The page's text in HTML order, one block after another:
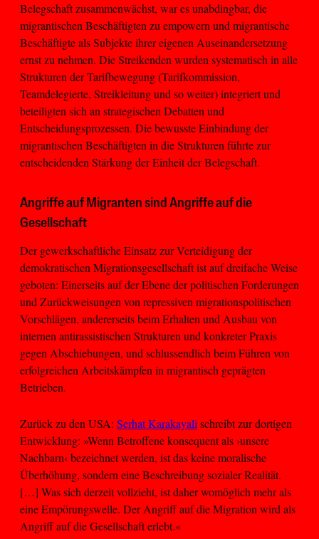
Belegschaft zusammenwächst, war es unabdingbar, die
migrantischen Beschäftigten zu empowern und migrantische
Beschäftigte als Subjekte ihrer eigenen Auseinandersetzung
ernst zu nehmen. Die Streikenden wurden systematisch in alle
Strukturen der Tarifbewegung (Tarifkommission,
Teamdelegierte, Streikleitung und so weiter) integriert und
beteiligten sich an strategischen Debatten und
Entscheidungsprozessen. Die bewusste Einbindung der
migrantischen Beschäftigten in die Strukturen führte zur
entscheidenden Stärkung der Einheit der Belegschaft.
Angriffe auf Migranten sind Angriffe auf die
Gesellschaft
Der gewerkschaftliche Einsatz zur Verteidigung der
demokratischen Migrationsgesellschaft ist auf dreifache Weise
geboten: Einerseits auf der Ebene der politischen Forderungen
und Zurückweisungen von repressiven migrationspolitischen
Vorschlägen, andererseits beim Erhalten und Ausbau von
internen antirassistischen Strukturen und konkreter Praxis
gegen Abschiebungen, und schlussendlich beim Führen von
erfolgreichen Arbeitskämpfen in migrantisch geprägten
Betrieben.
Zurück zu den USA: Serhat Karakayali schreibt zur dortigen
Entwicklung: »Wenn Betroffene konsequent als ›unsere
Nachbarn‹ bezeichnet werden, ist das keine moralische
Überhöhung, sondern eine Beschreibung sozialer Realität.
[…] Was sich derzeit vollzieht, ist daher womöglich mehr als
eine Empörungswelle. Der Angriff auf die Migration wird als
Angriff auf die Gesellschaft erlebt.«